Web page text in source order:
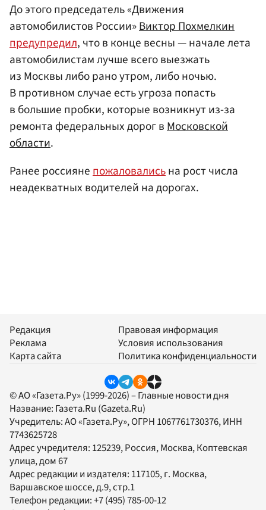
До этого председатель «Движения
автомобилистов России»Виктор Похмелкин
предупредил, что в конце весны — начале лета
автомобилистам лучше всего выезжать
из Москвы либо рано утром, либо ночью.
В противном случае есть угроза попасть
в большие пробки, которые возникнут из-за
ремонта федеральных дорог вМосковской
области.
Ранее россиянепожаловалисьна рост числа
неадекватных водителей на дорогах.
Редакция
Реклама
Карта сайта
Правовая информация
Условия использования
Политика конфиденциальности
© АО «Газета.Ру» (1999-2026) – Главные новости дня
Название: Газета.Ru (Gazeta.Ru)
Учредитель:АО «Газета.Ру», ОГРН 1067761730376, ИНН
7743625728
Адрес учредителя: 125239, Россия, Москва, Коптевская
улица, дом 67
Адрес редакции и издателя: 117105, г. Москва,
Варшавское шоссе, д.9, стр.1
Телефон редакции:+7 (495) 785-00-12